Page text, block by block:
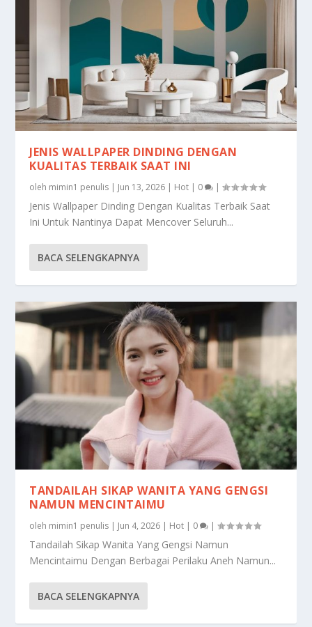
JENIS WALLPAPER DINDING DENGAN
KUALITAS TERBAIK SAAT INI
oleh mimin1 penulis | Jun 13, 2026 | Hot | 0 |
Jenis Wallpaper Dinding Dengan Kualitas Terbaik Saat
Ini Untuk Nantinya Dapat Mencover Seluruh...
BACA SELENGKAPNYA
TANDAILAH SIKAP WANITA YANG GENGSI
NAMUN MENCINTAIMU
oleh mimin1 penulis Jun 4, 2026 Hot 0 |
Tandailah Sikap Wanita Yang Gengsi Namun
Mencintaimu Dengan Berbagai Perilaku Aneh Namun...
BACA SELENGKAPNYA